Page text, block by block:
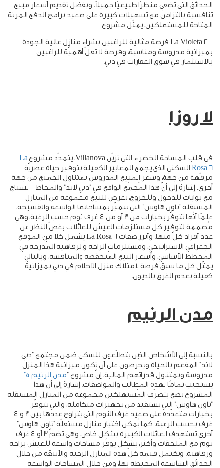
الحدائق التي تضفي منظرًا طبيعيًا جميلاً. وبفضل تقديم أسعار مبيع
تنافسية بالتزامن مع تسهيلات كبيرة على صعيد برامج الدفع المرنة
المتاحة للمستهلكين، يمثّل مشروع
La Violeta 2 فرصة مثالية للراغبين بشراء منازل عالية الجودة
بميزانية مدروسة ومناسبة، وفرصة لا تقلّ أهميّة للراغبين
بالاستثمار في سوق العقارات في دبي.
لا روزا
في قلب المساحة الخضراء التي تزيّن Villanova، يتمدّد مشروع La
Rosa 6 السكني الذي يجمع المعايير الكفيلة بتوفير حياة عصريّة
مرفّهة من جهة، وسعر المبيع المدروس بمتناول الجميع من جهة
أخرى. إشارة إلى أنّ هذا المَجمَع الواقع في "دبي لاند" والمحاط بسياج
مع بوابات للدخول وللخروج، يعرض للبيع مجموعة من المنازل
المستقلة "تاون هاوس" التي تتميّز بمساحاتها الواسعة والفسيحة،
علمًا أنّها تتوفّر بخيارات من 3 أو من 4 غرف نوم حسب الرغبة، وهي
مُصممة لتوفير كل مستلزمات العيش للعائلات بغضّ النظر عن
عدد أفراد كلّ منها. وأبرز صفاتLa Rosa 6يشمل كلا من الموقع
الجغرافي الاستراتيجي، ومستلزمات الراحة والرفاهية المُدرجة في
المخطط الأساسي، وأسعار البيع المُنخفضة والمنافسة، وبالتالي
يمثّل كل ما سبق فرصة لامتلاك منزل الأحلام في دبي بميزانية
كفيلة بعدم الغرق بالديون.
مدن الرنيم
بالنسبة إلى الأشخاص الذين يتطلّعون للسكن ضمن مجتمع "دبي
لاند" المفعم بالحياة ويحرصون على أن تكون ميزانية هذا المنزل
مدروسة وبمتناول قدراتهم المالية، إنّ مشروع "مدن الرنيم 5"
يستجيب تمامًا لهذه المطالب والمواصفات. إشارة إلى أنّ هذا
المشروع يضع بتصرّف المُستهلكين مجموعة من المنازل المستقلة
"تاون هاوس" التي تستفيد من تجهيزات متكاملة، والتي تتوفّر
بخيارات متعدّدة على صعيد غرف النوم التي يتراوح عددها بين 3 و 4
غرف بحسب الرغبة. كما يُمكن اختيار منازل مستقلّة "تاون هاوس"
أخرى تستهدف العائلات الكبيرة بشكل خاص، وهي تضمّ 3 أو 4 غرف
نوم مع المُلحقات وأكثر، بشكل يوفّر مساحات واسعة للعيش براحة
ورفاهية. وتكتمل قيمة كلّ هذه المنازل الرحبة والأنيقة من خلال
الحدائق الشاسعة المحيطة بها، ومن خلال المساحات الواسعة